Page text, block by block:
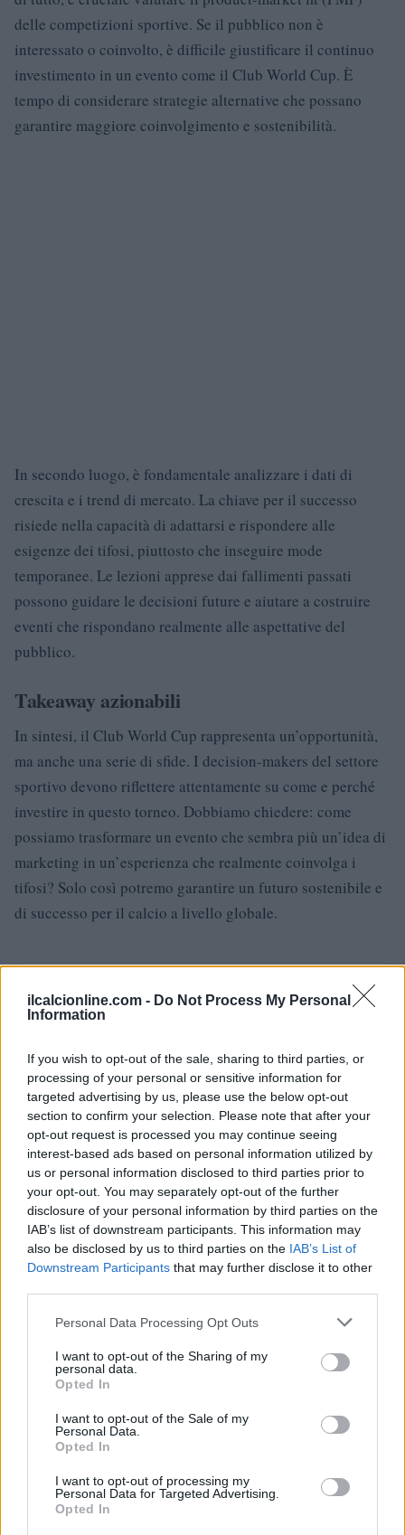
ilcalcionline.com - Do Not Process My Personal
Information
If you wish to opt-out of the sale, sharing to third parties, or
processing of your personal or sensitive information for
targeted advertising by us, please use the below opt-out
section to confirm your selection. Please note that after your
opt-out request is processed you may continue seeing
interest-based ads based on personal information utilized by
us or personal information disclosed to third parties prior to
your opt-out. You may separately opt-out of the further
disclosure of your personal information by third parties on the
IAB’s list of downstream participants. This information may
also be disclosed by us to third parties on the IAB’s List of
Downstream Participants that may further disclose it to other
Please note that this website/app uses one or more Google
not limited to your visit or usage behaviour. You may click to
grant or deny consent to Google and its third-party tags to
use your data for below specified purposes in below Google
consent section.
Personal Data Processing Opt Outs
I want to opt-out of the Sharing of my
personal data.
Opted In
I want to opt-out of the Sale of my
Personal Data.
Opted In
I want to opt-out of processing my
Personal Data for Targeted Advertising.
Opted In
delle competizioni sportive. Se il pubblico non è
interessato o coinvolto, è difficile giustificare il continuo
investimento in un evento come il Club World Cup. È
tempo di considerare strategie alternative che possano
garantire maggiore coinvolgimento e sostenibilità.
In secondo luogo, è fondamentale analizzare i dati di
crescita e i trend di mercato. La chiave per il successo
risiede nella capacità di adattarsi e rispondere alle
esigenze dei tifosi, piuttosto che inseguire mode
temporanee. Le lezioni apprese dai fallimenti passati
possono guidare le decisioni future e aiutare a costruire
eventi che rispondano realmente alle aspettative del
pubblico.
Takeaway azionabili
In sintesi, il Club World Cup rappresenta un’opportunità,
ma anche una serie di sfide. I decision-makers del settore
sportivo devono riflettere attentamente su come e perché
investire in questo torneo. Dobbiamo chiedere: come
possiamo trasformare un evento che sembra più un’idea di
marketing in un’esperienza che realmente coinvolga i
tifosi? Solo così potremo garantire un futuro sostenibile e
di successo per il calcio a livello globale.
AiAdhubMedia
Continua a leggere